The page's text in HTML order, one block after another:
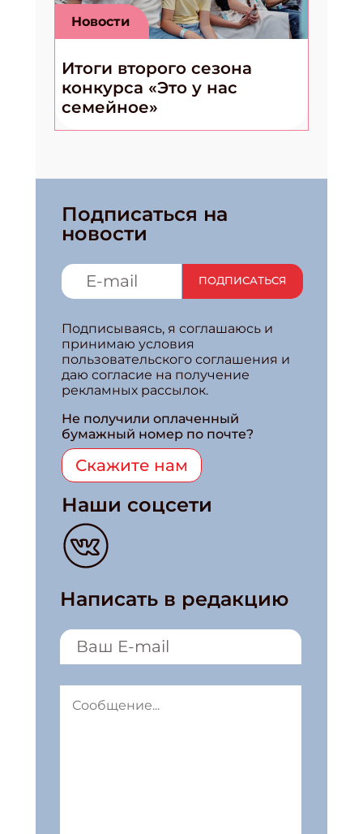
Новости
Итоги второго сезона
конкурса «Это у нас
семейное»
Подписаться на
новости
ПОДПИСАТЬСЯ
Подписываясь, я соглашаюсь и
принимаю условия
пользовательского соглашения и
даю согласие на получение
рекламных рассылок.
Не получили оплаченный
бумажный номер по почте?
Скажите нам
Наши соцсети
Написать в редакцию